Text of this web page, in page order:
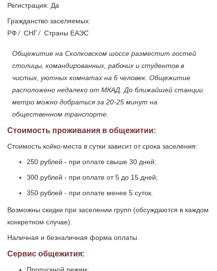
Регистрация: Да
Гражданство заселяемых:
РФ/ СНГ/ Страны ЕАЭС
Общежитие на Сколковском шоссе разместит гостей
столицы, командированных, рабочих и студентов в
чистых, уютных комнатах на 6 человек. Общежитие
расположено недалеко от МКАД. До ближайшей станции
метро можно добраться за 20-25 минут на
общественном транспорте.
Стоимость проживания в общежитии:
Стоимость койко-места в сутки зависит от срока заселения:
250 рублей - при оплате свыше 30 дней;
300 рублей - при оплате от 5 до 15 дней;
350 рублей - при оплате менее 5 суток.
Возможны скидки при заселении групп (обсуждаются в каждом
конкретном случае).
Наличная и безналичная форма оплаты.
Сервис общежития: